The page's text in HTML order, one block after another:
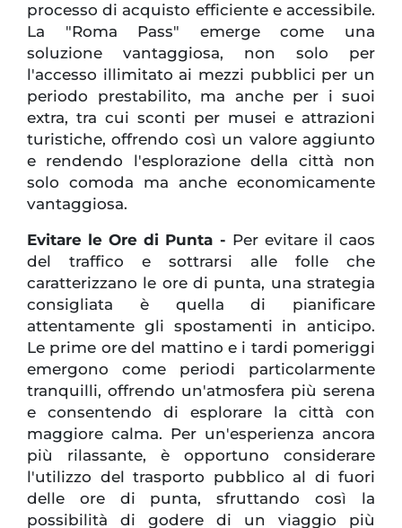
processo di acquisto efficiente e accessibile.
La "Roma Pass" emerge come una
soluzione vantaggiosa, non solo per
l'accesso illimitato ai mezzi pubblici per un
periodo prestabilito, ma anche per i suoi
extra, tra cui sconti per musei e attrazioni
turistiche, offrendo così un valore aggiunto
e rendendo l'esplorazione della città non
solo comoda ma anche economicamente
vantaggiosa.
Evitare le Ore di Punta - Per evitare il caos
del traffico e sottrarsi alle folle che
caratterizzano le ore di punta, una strategia
consigliata è quella di pianificare
attentamente gli spostamenti in anticipo.
Le prime ore del mattino e i tardi pomeriggi
emergono come periodi particolarmente
tranquilli, offrendo un'atmosfera più serena
e consentendo di esplorare la città con
maggiore calma. Per un'esperienza ancora
più rilassante, è opportuno considerare
l'utilizzo del trasporto pubblico al di fuori
delle ore di punta, sfruttando così la
possibilità di godere di un viaggio più